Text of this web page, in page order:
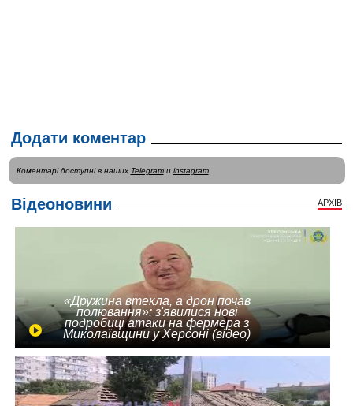
Додати коментар
Коментарі доступні в наших Telegramи instagram.
Відеоновини АРХІВ
«Дружина втекла, а дрон почав
полювання»: з'явилися нові
подробиці атаки на фермера з
Миколаївщини у Херсоні (відео)